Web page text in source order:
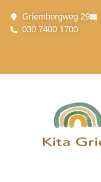
Griembergweg 29
030 7400 1700